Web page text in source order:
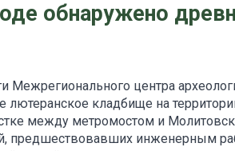
обнаружено
Межрегионального центра
кладбище на
между метромостом и
предшествовавших инженерным